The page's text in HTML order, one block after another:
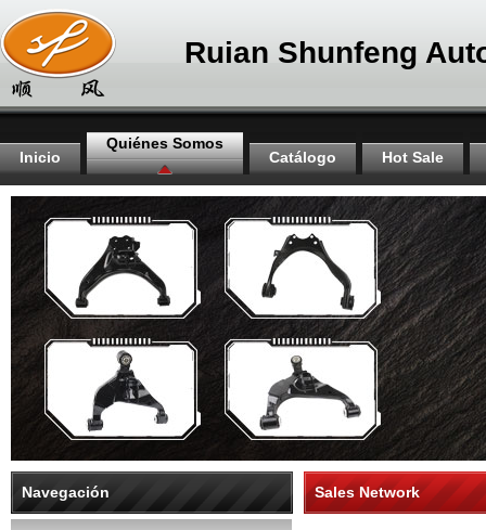
Ruian Shunfeng
Inicio
Quiénes Somos
Catálogo
Hot Sale
Sales Network
Navegación